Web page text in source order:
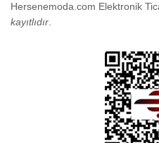
Hersenemoda.com Elektronik
kayıtlıdır